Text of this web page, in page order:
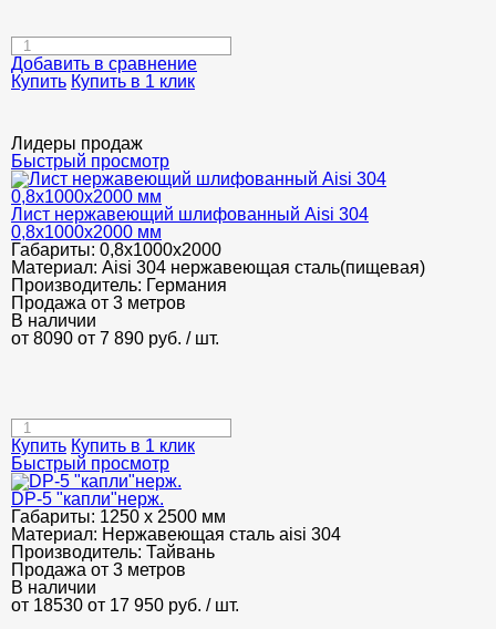
Добавить в сравнение
Купить Купить в 1 клик
Лидеры продаж
Быстрый просмотр
Лист нержавеющий шлифованный Aisi 304
0,8х1000х2000 мм
Габариты: 0,8х1000х2000
Материал: Aisi 304 нержавеющая сталь(пищевая)
Производитель: Германия
Продажа от 3 метров
В наличии
от 8090 от 7 890 руб. / шт.
Купить Купить в 1 клик
Быстрый просмотр
DP-5 "капли"нерж.
Габариты: 1250 х 2500 мм
Материал: Нержавеющая сталь aisi 304
Производитель: Тайвань
Продажа от 3 метров
В наличии
от 18530 от 17 950 руб. / шт.